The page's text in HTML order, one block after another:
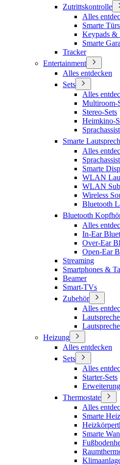
Zutrittskontrolle
Alles
Smarte
Keypads &
Smarte
Tracker
Entertainment
Alles entdecken
Sets
Alles
Multiroom-
Stereo-Sets
Heimkino-
Smarte
Alles
Smarte
WLAN
WLAN
Wireless
Bluetooth
Bluetooth
Alles
In-Ear
Over-Ear
Open-Ear
Streaming
Smartphones &
Beamer
Smart-TVs
Zubehör
Alles
Heizung
Alles entdecken
Sets
Alles
Starter-Sets
Thermostate
Alles
Smarte
Smarte